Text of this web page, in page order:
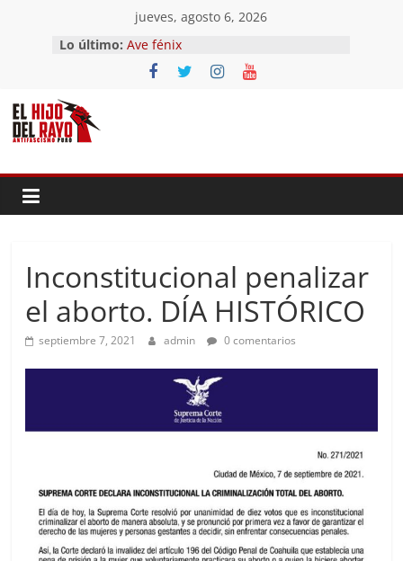
contenido
jueves, agosto 6, 2026
Lo último: Ave fénix
¿Dios no existe?
First Time
Inconstitucional penalizar
el aborto. DÍA HISTÓRICO
septiembre 7, 2021 admin 0 comentarios